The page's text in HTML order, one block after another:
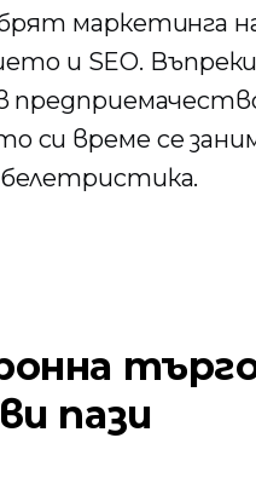
маркетинга
и SEO.
си време се
белетристика.
пази